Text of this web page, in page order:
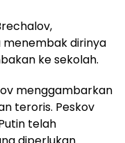
dirinya
ke sekolah.
menggambarkan
teroris. Peskov
telah